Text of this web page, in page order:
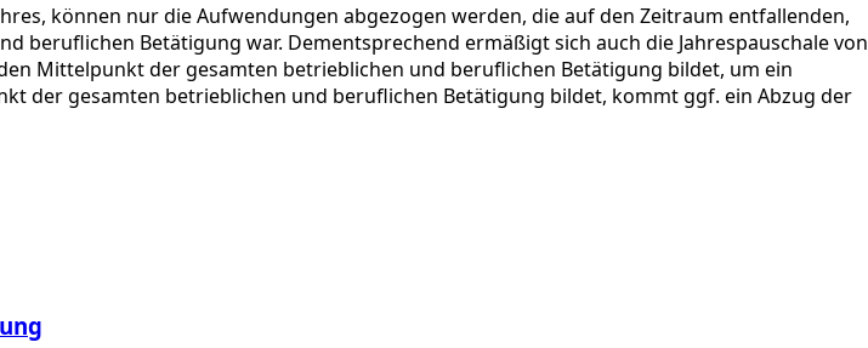
können nur die Aufwendungen abgezogen werden, die auf den Zeitraum entfallenden,
Betätigung war. Dementsprechend ermäßigt sich auch die Jahrespauschale von
Mittelpunkt der gesamten betrieblichen und beruflichen Betätigung bildet, um ein
der gesamten betrieblichen und beruflichen Betätigung bildet, kommt ggf. ein Abzug der